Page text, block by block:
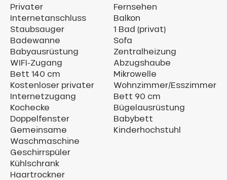
Privater
Internetanschluss
Staubsauger
Badewanne
Babyausrüstung
WIFI-Zugang
Bett 140 cm
Kostenloser privater
Internetzugang
Kochecke
Doppelfenster
Gemeinsame
Waschmaschine
Geschirrspüler
Kühlschrank
Haartrockner
Fernsehen
Balkon
1 Bad (privat)
Sofa
Zentralheizung
Abzugshaube
Mikrowelle
Wohnzimmer/Esszimmer
Bett 90 cm
Bügelausrüstung
Babybett
Kinderhochstuhl